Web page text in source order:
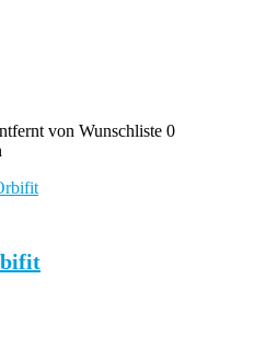
von Wunschliste 0